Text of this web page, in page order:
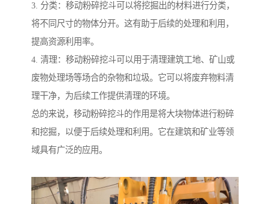
3. 分类：移动粉碎挖斗可以将挖掘出的材料进行分类，
将不同尺寸的物体分开。这有助于后续的处理和利用，
提高资源利用率。
4. 清理：移动粉碎挖斗可以用于清理建筑工地、矿山或
废物处理场等场合的杂物和垃圾。它可以将废弃物料清
理干净，为后续工作提供清理的环境。
总的来说，移动粉碎挖斗的作用是将大块物体进行粉碎
和挖掘，以便于后续处理和利用。它在建筑和矿业等领
域具有广泛的应用。